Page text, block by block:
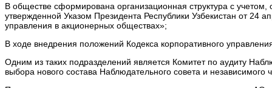
В обществе сформирована организационная структура с учетом,
утвержденной Указом Президента Республики Узбекистан от
управления в акционерных обществах»;
В ходе внедрения положений Кодекса корпоративного
Одним из таких подразделений является Комитет по аудиту
выбора нового состава Наблюдательного совета и независимого